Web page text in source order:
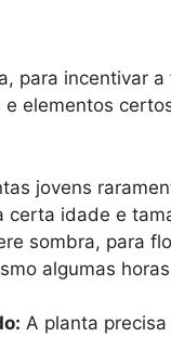
para incentivar
elementos
jovens
certa idade e
sombra, para
algumas
A planta